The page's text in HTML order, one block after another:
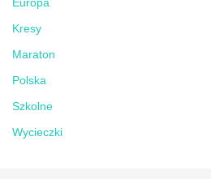
Europa
Kresy
Maraton
Polska
Szkolne
Wycieczki